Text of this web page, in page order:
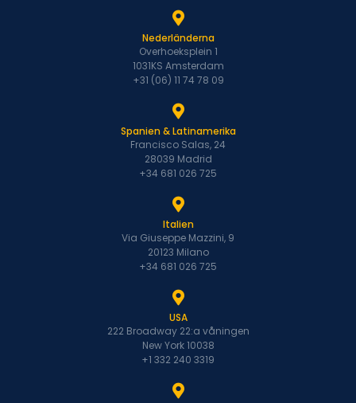
Nederländerna
Overhoeksplein 1
1031KS Amsterdam
+31 (06) 11 74 78 09
Spanien & Latinamerika
Francisco Salas, 24
28039 Madrid
+34 681 026 725
Italien
Via Giuseppe Mazzini, 9
20123 Milano
+34 681 026 725
USA
222 Broadway 22:a våningen
New York 10038
+1 332 240 3319